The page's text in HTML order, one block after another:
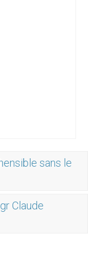
sans le
Claude